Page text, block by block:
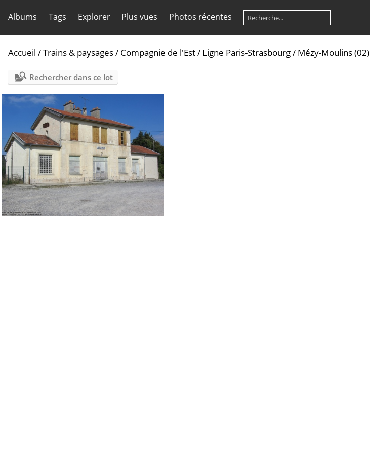
Albums Tags Explorer Plus vues Photos récentes
Accueil /Trains & paysages/ Compagnie de l'Est/ Ligne Paris-Strasbourg/ Mézy-Moulins (02)
Rechercher dans ce lot